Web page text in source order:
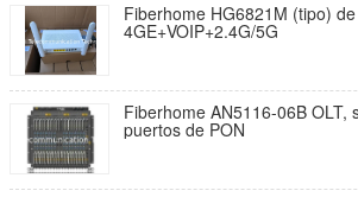
Fiberhome HG6821M (tipo)
4GE+VOIP+2.4G/5G
Fiberhome AN5116-06B OLT,
puertos de PON